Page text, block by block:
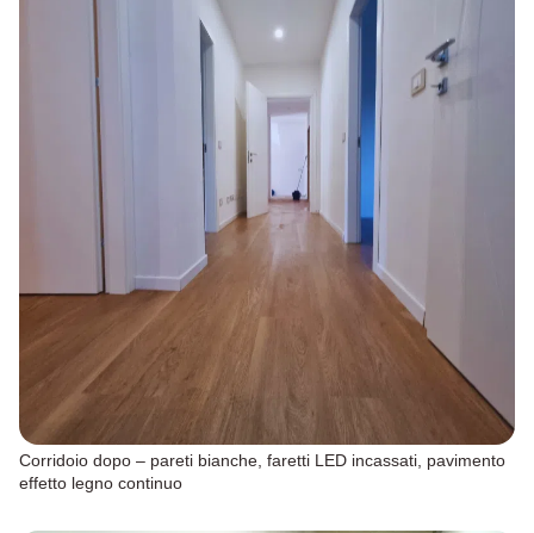
Corridoio dopo – pareti bianche, faretti LED incassati, pavimento
effetto legno continuo